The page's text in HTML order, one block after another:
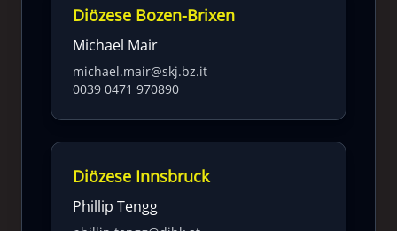
Diözese Bozen-Brixen
Michael Mair
michael.mair@skj.bz.it
0039 0471 970890
Diözese Innsbruck
Phillip Tengg